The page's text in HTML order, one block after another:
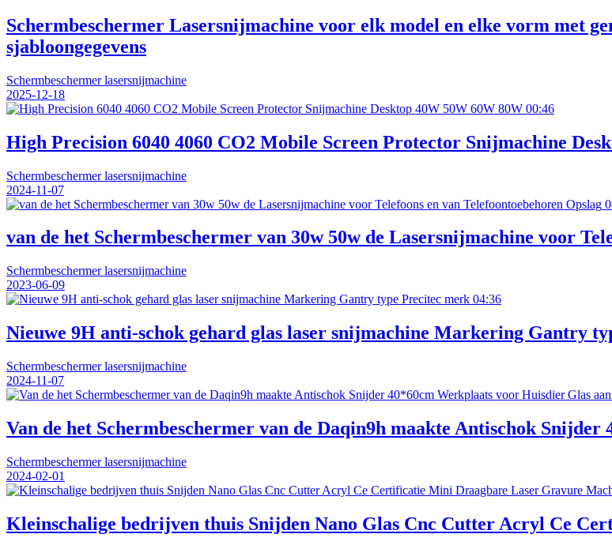
Schermbeschermer Lasersnijmachine voor elk model en elke vorm met
sjabloongegevens
Schermbeschermer lasersnijmachine
2025-12-18
00:46
High Precision 6040 4060 CO2 Mobile Screen Protector Snijmachine
Schermbeschermer lasersnijmachine
2024-11-07
van de het Schermbeschermer van 30w 50w de Lasersnijmachine voor
Schermbeschermer lasersnijmachine
2023-06-09
04:36
Nieuwe 9H anti-schok gehard glas laser snijmachine Markering Gantry
Schermbeschermer lasersnijmachine
2024-11-07
Van de het Schermbeschermer van de Daqin9h maakte Antischok
Schermbeschermer lasersnijmachine
2024-02-01
Kleinschalige bedrijven thuis Snijden Nano Glas Cnc Cutter Acryl Ce